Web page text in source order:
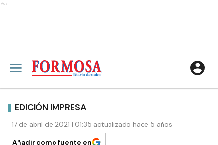
Ads
EDICIÓN IMPRESA
17 de abril de 2021 | 01:35 actualizado hace 5 años
Añadir como fuente en